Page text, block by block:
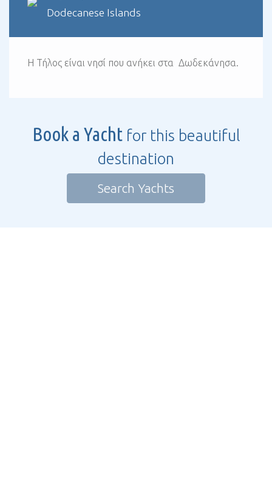
Dodecanese Islands
Η Τήλος είναι νησί που ανήκει στα Δωδεκάνησα.
Book a Yacht for this beautiful
destination
Search Yachts